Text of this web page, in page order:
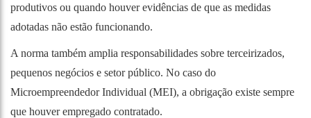
produtivos ou quando houver evidências de que as medidas
adotadas não estão funcionando.
A norma também amplia responsabilidades sobre terceirizados,
pequenos negócios e setor público. No caso do
Microempreendedor Individual (MEI), a obrigação existe sempre
que houver empregado contratado.